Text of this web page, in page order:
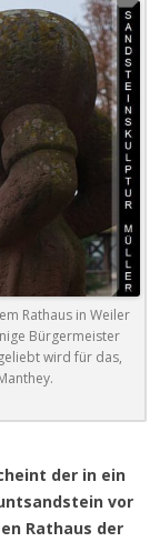
Rathaus in Weiler
Bürgermeister
wird für das,
der in ein
vor
Rathaus der